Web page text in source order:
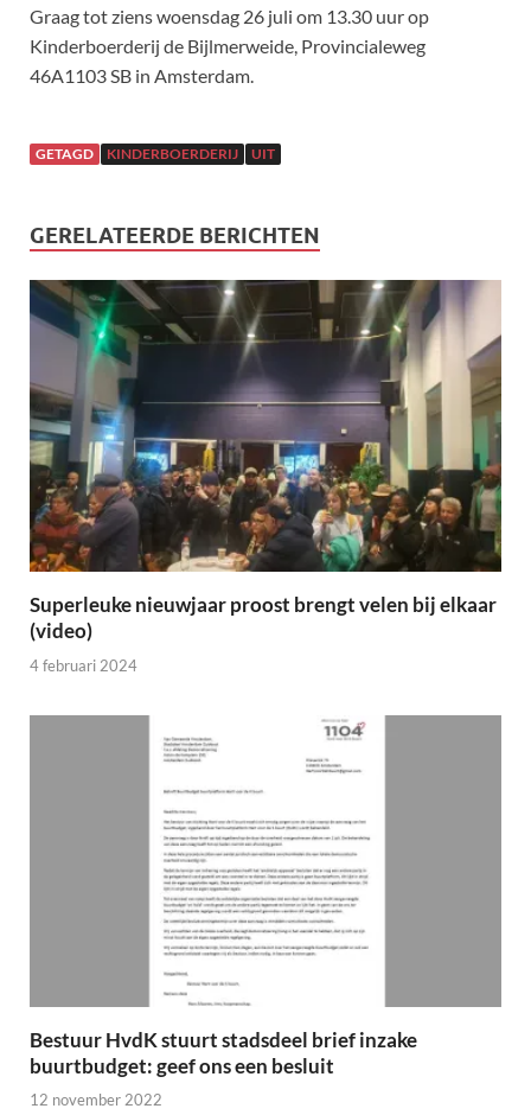
Graag tot ziens woensdag 26 juli om 13.30 uur op
Kinderboerderij de Bijlmerweide, Provincialeweg
46A1103 SB in Amsterdam.
GETAGD KINDERBOERDERIJ UIT
GERELATEERDE BERICHTEN
Superleuke nieuwjaar proost brengt velen bij elkaar
(video)
4 februari 2024
Bestuur HvdK stuurt stadsdeel brief inzake
buurtbudget: geef ons een besluit
12 november 2022